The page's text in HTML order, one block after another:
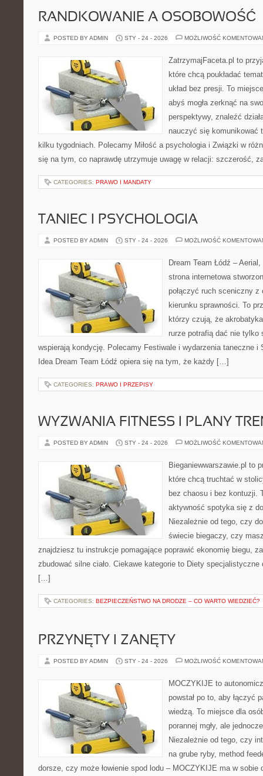
RANDKOWANIE A OSOBOWOŚĆ
POSTED BY ADMIN STY - 24 - 2026 MOŻLIWOŚĆ
ZatrzymajFaceta.pl to
które chcą poukładać
układ bez presji. To
abyś mogła zerknąć na
perspektywy, znaleźć
nauczyć się komunikować
kilku tygodniach. Polecamy Miłość a psychologia i Związki w
się na tym, co naprawdę utrzymuje uwagę w relacji: szczerość,
CATEGORIES: PRAWO I MANDATY
TANIEC I PSYCHOLOGIA
POSTED BY ADMIN STY - 24 - 2026 MOŻLIWOŚĆ
Dream Team Łódź –
strona internetowa
połączyć ruch sceniczny
kierunku sprawności. To
którzy czują, że
rurze potrafią dać nie
wspierają kondycję. Polecamy Festiwale i wydarzenia taneczne i
Idea Dream Team Łódź opiera się na tym, że każdy […]
CATEGORIES: PRAWO I PRZEPISY
WYZWANIA FITNESS I PLANY
POSTED BY ADMIN STY - 24 - 2026 MOŻLIWOŚĆ
Bieganiewwarszawie.pl to
które chcą truchtać w
bez chaosu i bez kontuzji.
aktywność spotyka się z
Niezależnie od tego, czy
świecie biegaczy, czy
znajdziesz tu instrukcje pomagające poprawić ekonomię biegu,
zbudować silne ciało. Ciekawe kategorie to Diety specjalistyczne
[…]
CATEGORIES: BEZPIECZEŃSTWO NA DRODZE – CO WARTO WIEDZIEĆ?
PRZYNĘTY I ZANĘTY
POSTED BY ADMIN STY - 24 - 2026 MOŻLIWOŚĆ
MOCZYKIJE to
powstał po to, aby łączyć
wiedzą. To miejsce dla
porannej mgły, ale
Niezależnie od tego, czy
na grube ryby, method
dorsze, czy może łowienie spod lodu – MOCZYKIJE ma w sobie